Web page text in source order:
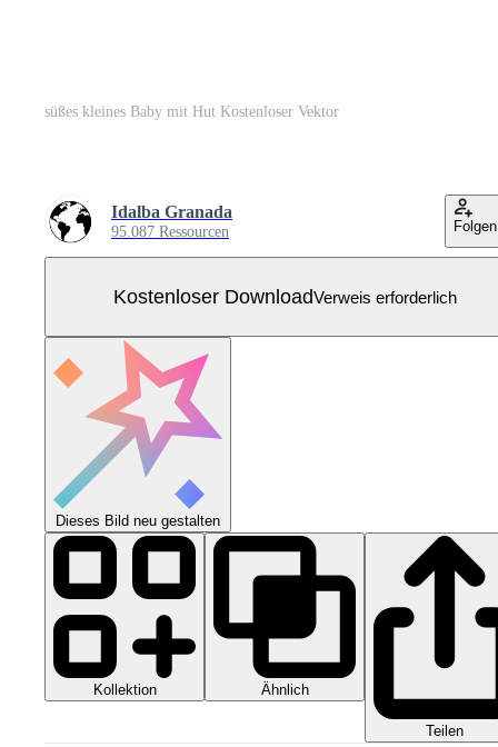
süßes kleines Baby mit Hut Kostenloser Vektor
Idalba Granada
95.087 Ressourcen Folgen
Kostenloser DownloadVerweis erforderlich
Dieses Bild neu gestalten
Kollektion Ähnlich
Teilen